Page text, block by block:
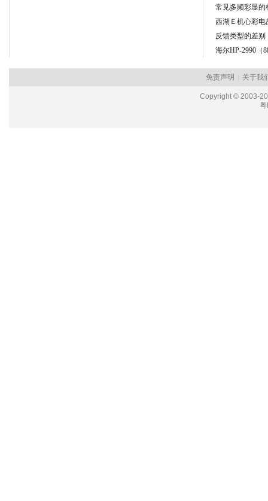
常见多频彩显的
西湖Ｅ机心彩电
反馈类型的差别
海尔HP-2990（
免责声明 关于我
Copyright © 2003-